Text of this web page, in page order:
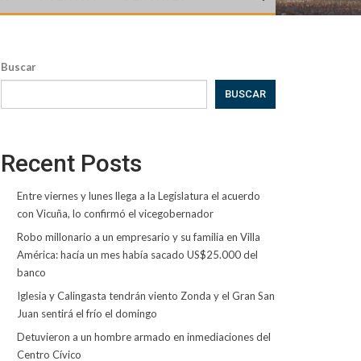
Buscar
BUSCAR
Recent Posts
Entre viernes y lunes llega a la Legislatura el acuerdo
con Vicuña, lo confirmó el vicegobernador
Robo millonario a un empresario y su familia en Villa
América: hacía un mes había sacado US$25.000 del
banco
Iglesia y Calingasta tendrán viento Zonda y el Gran San
Juan sentirá el frío el domingo
Detuvieron a un hombre armado en inmediaciones del
Centro Cívico